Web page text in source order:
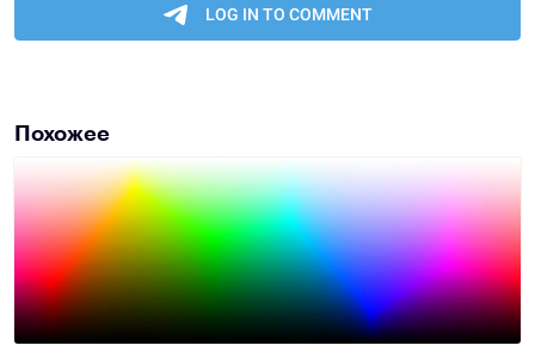
Похожее